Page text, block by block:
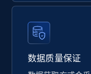
747+
数据质量保证